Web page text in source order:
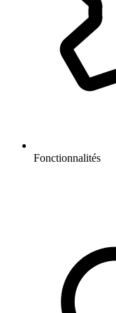
Fonctionnalités